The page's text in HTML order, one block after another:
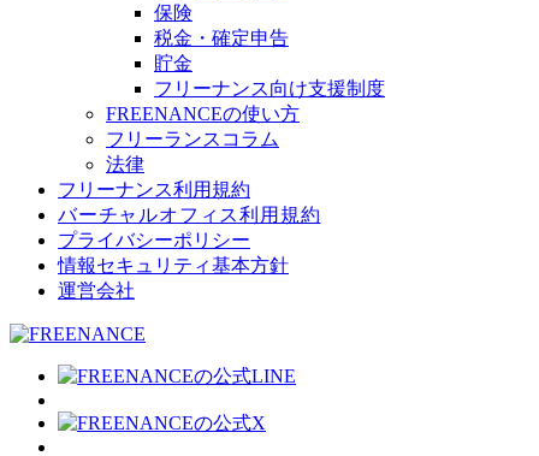
保険
税金・確定申告
貯金
フリーナンス向け支援制度
FREENANCEの使い方
フリーランスコラム
法律
フリーナンス利用規約
バーチャルオフィス利用規約
プライバシーポリシー
情報セキュリティ基本方針
運営会社